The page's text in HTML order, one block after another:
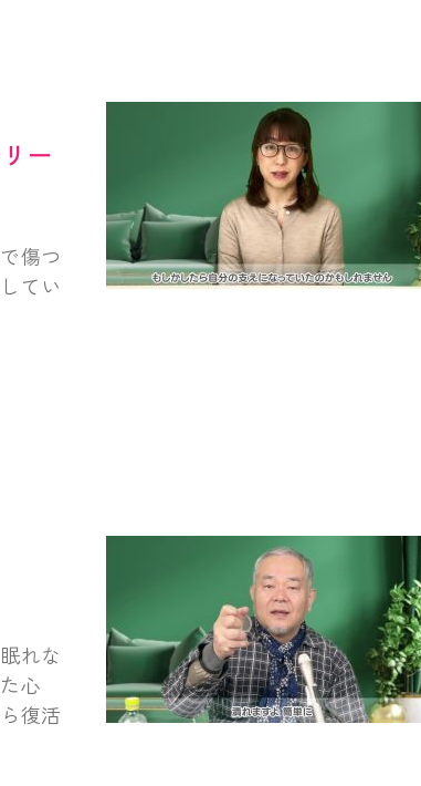
ー
傷つ
てい
れな
心
復活